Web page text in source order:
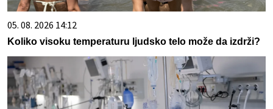
05. 08. 2026 14:12
Koliko visoku temperaturu ljudsko telo može da izdrži?